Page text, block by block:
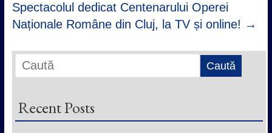
Spectacolul dedicat Centenarului Operei
Naționale Române din Cluj, la TV și online! →
Recent Posts